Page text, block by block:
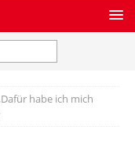
habe ich mich